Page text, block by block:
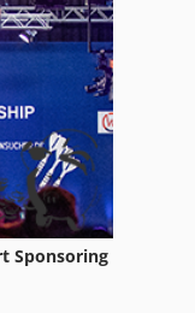
Sponsoring